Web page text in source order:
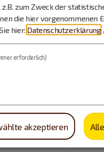
zum Zweck der
die hier vorgenommenen
hier: Datenschutzerklärung
erforderlich)
akzeptieren